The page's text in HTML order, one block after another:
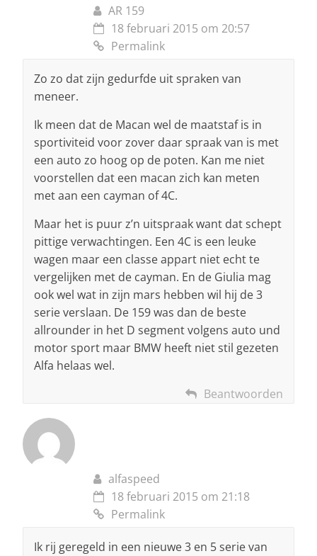
AR 159
18 februari 2015 om 20:57
Permalink
Zo zo dat zijn gedurfde uit spraken van
meneer.
Ik meen dat de Macan wel de maatstaf is in
sportiviteid voor zover daar spraak van is met
een auto zo hoog op de poten. Kan me niet
voorstellen dat een macan zich kan meten
met aan een cayman of 4C.
Maar het is puur z’n uitspraak want dat schept
pittige verwachtingen. Een 4C is een leuke
wagen maar een classe appart niet echt te
vergelijken met de cayman. En de Giulia mag
ook wel wat in zijn mars hebben wil hij de 3
serie verslaan. De 159 was dan de beste
allrounder in het D segment volgens auto und
motor sport maar BMW heeft niet stil gezeten
Alfa helaas wel.
Beantwoorden
alfaspeed
18 februari 2015 om 21:18
Permalink
Ik rij geregeld in een nieuwe 3 en 5 serie van